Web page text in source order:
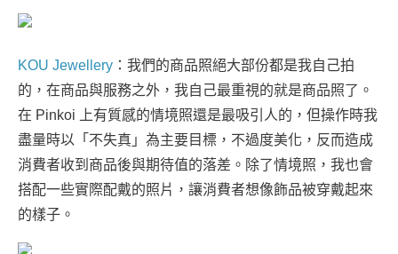
KOU Jewellery ：我們的商品照絕大部份都是我自己拍
的，在商品與服務之外，我自己最重視的就是商品照了。
在 Pinkoi 上有質感的情境照還是最吸引人的，但操作時我
盡量時以「不失真」為主要目標，不過度美化，反而造成
消費者收到商品後與期待值的落差。除了情境照，我也會
搭配一些實際配戴的照片，讓消費者想像飾品被穿戴起來
的樣子。